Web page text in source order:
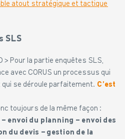
atout stratégique et tactique
SLS
> Pour la partie enquêtes SLS,
avec CORUS un processus qui
qui se déroule parfaitement. C’est
toujours de la même façon :
envoi du planning – envoi des
du devis – gestion de la